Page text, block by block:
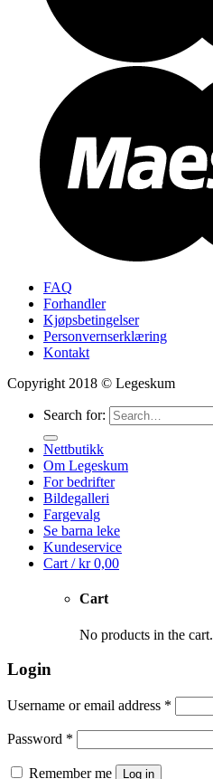
FAQ
Forhandler
Kjøpsbetingelser
Personvernserklæring
Kontakt
Copyright 2018 © Legeskum
Search for:
Nettbutikk
Om Legeskum
For bedrifter
Bildegalleri
Fargevalg
Se barna leke
Kundeservice
Cart /kr0,00
Cart
No products in the cart.
Login
Username or email address *
Password *
Remember me Log in